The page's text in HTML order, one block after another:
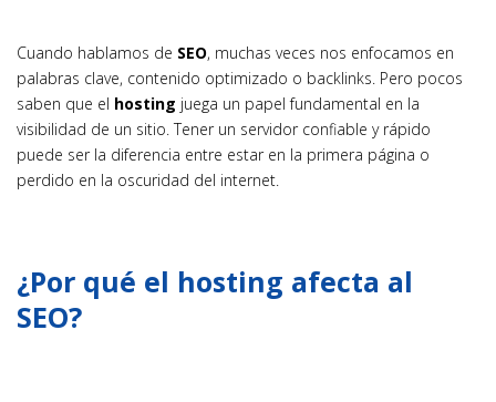
Cuando hablamos de SEO, muchas veces nos enfocamos en
palabras clave, contenido optimizado o backlinks. Pero pocos
saben que el hosting juega un papel fundamental en la
visibilidad de un sitio. Tener un servidor confiable y rápido
puede ser la diferencia entre estar en la primera página o
perdido en la oscuridad del internet.
¿Por qué el hosting afecta al
SEO?